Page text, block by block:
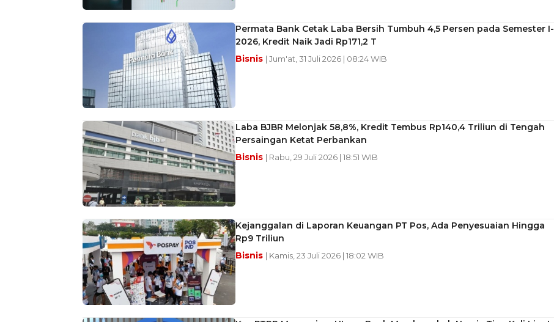
Permata Bank Cetak Laba Bersih Tumbuh 4,5 Persen pada Semester I-
2026, Kredit Naik Jadi Rp171,2 T
Bisnis | Jum'at, 31 Juli 2026 | 08:24 WIB
Laba BJBR Melonjak 58,8%, Kredit Tembus Rp140,4 Triliun di Tengah
Persaingan Ketat Perbankan
Bisnis | Rabu, 29 Juli 2026 | 18:51 WIB
Kejanggalan di Laporan Keuangan PT Pos, Ada Penyesuaian Hingga
Rp9 Triliun
Bisnis | Kamis, 23 Juli 2026 | 18:02 WIB